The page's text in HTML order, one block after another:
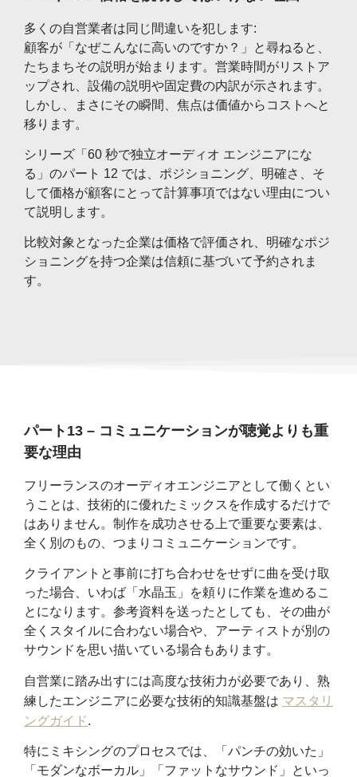
多くの自営業者は同じ間違いを犯します:
顧客が「なぜこんなに高いのですか？」と尋ねると、
たちまちその説明が始まります。営業時間がリストア
ップされ、設備の説明や固定費の内訳が示されます。
しかし、まさにその瞬間、焦点は価値からコストへと
移ります。
シリーズ「60 秒で独立オーディオ エンジニアにな
る」のパート 12 では、ポジショニング、明確さ、そ
して価格が顧客にとって計算事項ではない理由につい
て説明します。
比較対象となった企業は価格で評価され、明確なポジ
ショニングを持つ企業は信頼に基づいて予約されま
す。
パート13 – コミュニケーションが聴覚よりも重
要な理由
フリーランスのオーディオエンジニアとして働くとい
うことは、技術的に優れたミックスを作成するだけで
はありません。制作を成功させる上で重要な要素は、
全く別のもの、つまりコミュニケーションです。
クライアントと事前に打ち合わせをせずに曲を受け取
った場合、いわば「水晶玉」を頼りに作業を進めるこ
とになります。参考資料を送ったとしても、その曲が
全くスタイルに合わない場合や、アーティストが別の
サウンドを思い描いている場合もあります。
自営業に踏み出すには高度な技術力が必要であり、熟
練したエンジニアに必要な技術的知識基盤は マスタリ
ングガイド.
特にミキシングのプロセスでは、「パンチの効いた」
「モダンなボーカル」「ファットなサウンド」といっ